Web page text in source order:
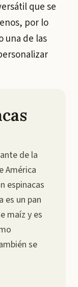
que se
por lo
una de las
de la
América
espinacas
es un pan
maíz y es
se